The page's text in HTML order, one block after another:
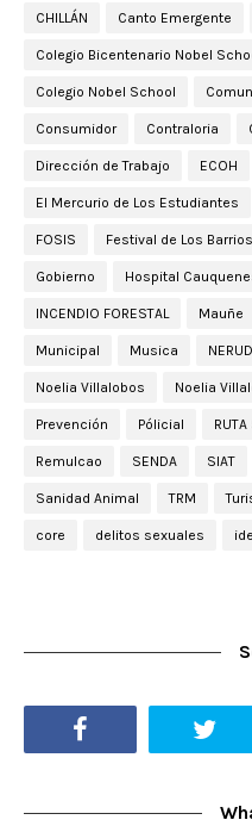
CHILLÁN Canto Emergente
Colegio Bicentenario Nobel
Colegio Nobel School
Consumidor Contraloria
Dirección de Trabajo ECOH
El Mercurio de Los Estudiantes
FOSIS Festival de Los Barrios
Gobierno Hospital
INCENDIO FORESTAL Mauñe
Municipal Musica
Noelia Villalobos Noelia
Prevención Pólicial RUTA
Remulcao SENDA SIAT
Sanidad Animal TRM
core delitos sexuales